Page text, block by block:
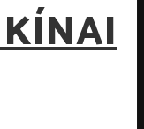
KÍNAI